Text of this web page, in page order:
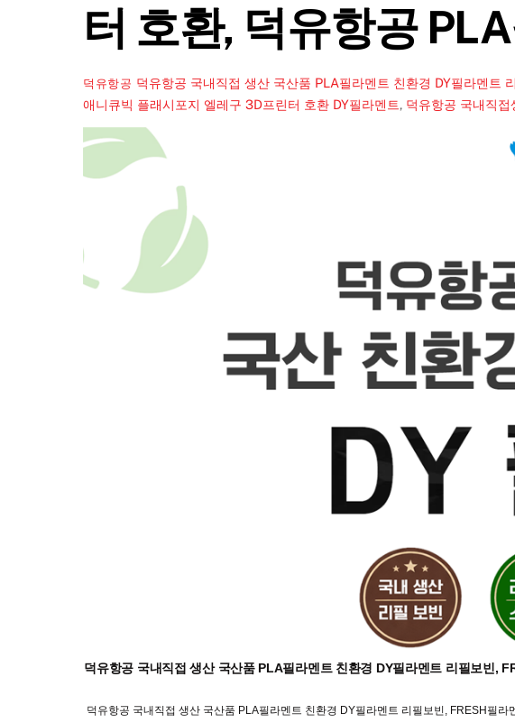
터 호환, 덕유항공
덕유항공 덕유항공 국내직접 생산 국산품 PLA필라멘트 친환경 DY필라멘트
애니큐빅 플래시포지 엘레구 3D프린터 호환 DY필라멘트, 덕유항공 국내직
덕유항공 국내직접 생산 국산품 PLA필라멘트 친환경 DY필라멘트 리필보빈,
덕유항공 국내직접 생산 국산품 PLA필라멘트 친환경 DY필라멘트 리필보빈, FRESH필